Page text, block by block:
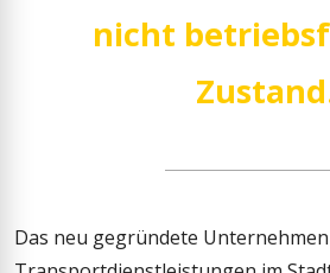
nicht
Das neu gegründete